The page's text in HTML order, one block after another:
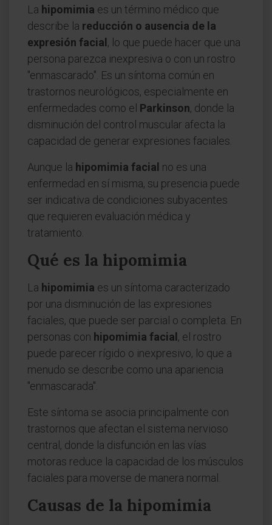
La hipomimia es un término médico que
describe la reducción o ausencia de la
expresión facial , lo que puede hacer que una
persona parezca inexpresiva o con un rostro
"enmascarado". Es un síntoma común en
trastornos neurológicos, especialmente en
enfermedades como el Parkinson, donde la
disminución del control muscular afecta la
capacidad de generar expresiones faciales.
Aunque la hipomimia facial no es una
enfermedad en sí misma, su presencia puede
ser indicativa de condiciones subyacentes
que requieren evaluación médica y
tratamiento.
Qué es la hipomimia
La hipomimia es un síntoma caracterizado
por una disminución de las expresiones
faciales, que puede ser parcial o completa. En
personas con hipomimia facial , el rostro
puede parecer rígido o inexpresivo, lo que a
menudo se describe como una apariencia
"enmascarada".
Este síntoma se asocia principalmente con
trastornos que afectan el sistema nervioso
central, donde la disfunción en las vías
motoras reduce la capacidad de los músculos
faciales para moverse de manera normal.
Causas de la hipomimia